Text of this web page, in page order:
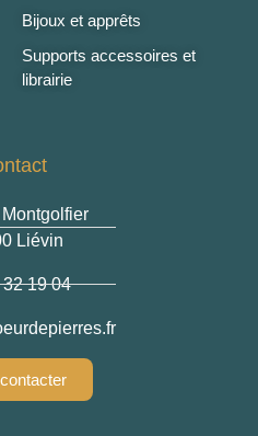
Bijoux et apprêts
Supports accessoires et
librairie
Liévin
19 04